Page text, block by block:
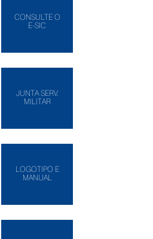
CONSULTE O
E-SIC
JUNTA SERV.
MILITAR
LOGOTIPO E
MANUAL